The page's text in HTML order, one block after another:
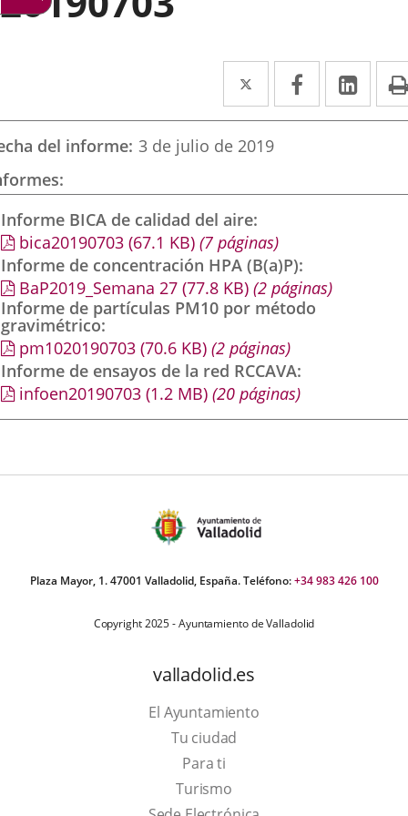
Twitter
Enlace
a
una
externa.
Facebook
Enlace
a
externa.
a
del informe 3 de julio de 2019
Informe BICA de calidad del aire
bica20190703 (67.1 KB) (7 páginas)
Informe de concentración HPA (B(a)P)
BaP2019_Semana 27 (77.8 KB) (2 páginas)
Informe de partículas PM10 por método
gravimétrico
pm1020190703 (70.6 KB) (2 páginas)
Informe de ensayos de la red RCCAVA
infoen20190703 (1.2 MB) (20 páginas)
Plaza Mayor, 1. 47001 Valladolid, España. Teléfono:+34 983 426 100
Copyright 2025 - Ayuntamiento de Valladolid
valladolid.es
El Ayuntamiento
Tu ciudad
Para ti
TurismoThis